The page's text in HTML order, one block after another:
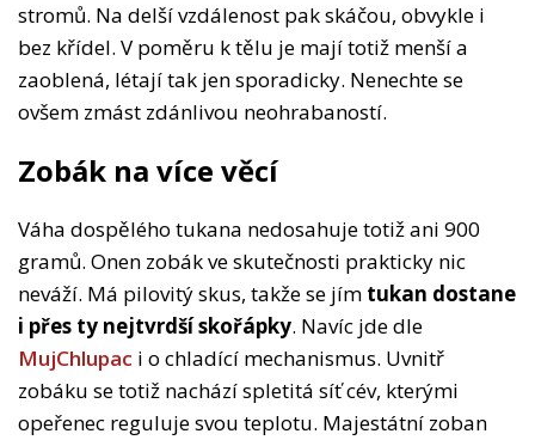
stromů. Na delší vzdálenost pak skáčou, obvykle i
bez křídel. V poměru k tělu je mají totiž menší a
zaoblená, létají tak jen sporadicky. Nenechte se
ovšem zmást zdánlivou neohrabaností.
Zobák na více věcí
Váha dospělého tukana nedosahuje totiž ani 900
gramů. Onen zobák ve skutečnosti prakticky nic
neváží. Má pilovitý skus, takže se jím tukan dostane
i přes ty nejtvrdší skořápky. Navíc jde dle
MujChlupac i o chladící mechanismus. Uvnitř
zobáku se totiž nachází spletitá síť cév, kterými
opeřenec reguluje svou teplotu. Majestátní zoban